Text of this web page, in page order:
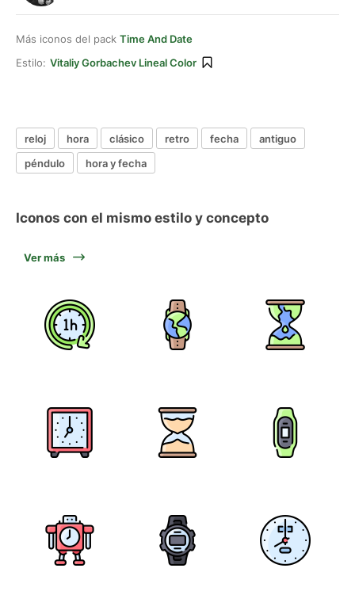
Más iconos del pack Time And Date
Estilo: Vitaliy Gorbachev Lineal Color
reloj hora clásico retro fecha
antiguo
péndulo
hora y fecha
Iconos con el mismo estilo y concepto
Ver más